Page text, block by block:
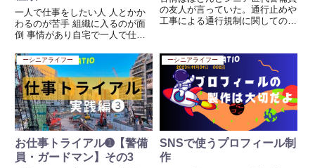
一人で仕事をしたい人 人とかか
わるのが苦手 組織に入るのが面
倒 事情があり自宅で一人で仕事
ずですね、でも仕事はしなくては
生活できませんから、ではその希
望に合う仕事はどんなものがある
のでしょうか？ 在宅でバイト
す...
の友人が言っていた。通行止めや
工事による通行規制に関しての苦
れを老害というのだろうか、工事
や仕方ないことでも一言文句を言
いたい、ストレスからくるのか
そ...
ーシニアライフー
お仕事トライアル➊【警備
員・ガードマン】その3
ーシニアライフー
SNSで使うプロフィール制
作